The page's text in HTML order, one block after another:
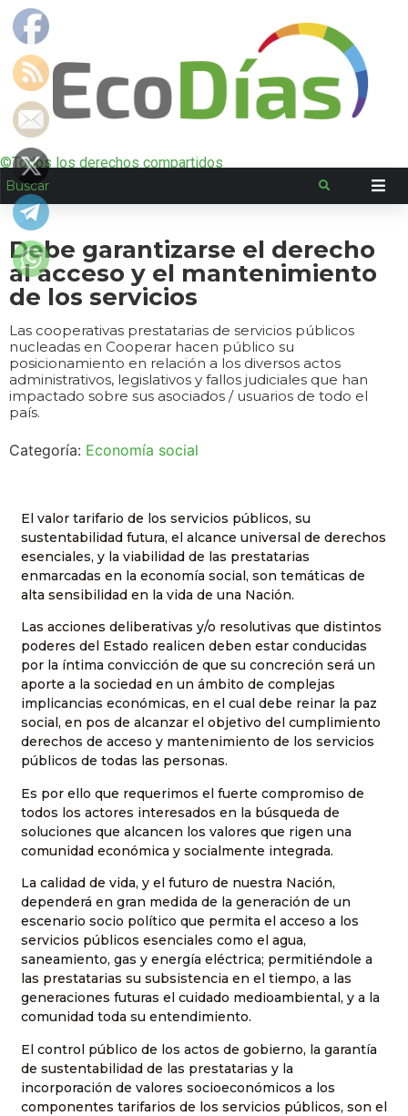
©Todos los derechos compartidos
Debe garantizarse el derecho
al acceso y el mantenimiento
de los servicios
Las cooperativas prestatarias de servicios públicos
nucleadas en Cooperar hacen público su
posicionamiento en relación a los diversos actos
administrativos, legislativos y fallos judiciales que han
impactado sobre sus asociados / usuarios de todo el
país.
Categoría: Economía social
El valor tarifario de los servicios públicos, su
sustentabilidad futura, el alcance universal de derechos
esenciales, y la viabilidad de las prestatarias
enmarcadas en la economía social, son temáticas de
alta sensibilidad en la vida de una Nación.
Las acciones deliberativas y/o resolutivas que distintos
poderes del Estado realicen deben estar conducidas
por la íntima convicción de que su concreción será un
aporte a la sociedad en un ámbito de complejas
implicancias económicas, en el cual debe reinar la paz
social, en pos de alcanzar el objetivo del cumplimiento
derechos de acceso y mantenimiento de los servicios
públicos de todas las personas.
Es por ello que requerimos el fuerte compromiso de
todos los actores interesados en la búsqueda de
soluciones que alcancen los valores que rigen una
comunidad económica y socialmente integrada.
La calidad de vida, y el futuro de nuestra Nación,
dependerá en gran medida de la generación de un
escenario socio político que permita el acceso a los
servicios públicos esenciales como el agua,
saneamiento, gas y energía eléctrica; permitiéndole a
las prestatarias su subsistencia en el tiempo, a las
generaciones futuras el cuidado medioambiental, y a la
comunidad toda su entendimiento.
El control público de los actos de gobierno, la garantía
de sustentabilidad de las prestatarias y la
incorporación de valores socioeconómicos a los
componentes tarifarios de los servicios públicos, son el